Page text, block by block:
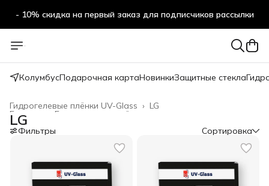
- 10% скидка на первый заказ для подписчиков рассылки
КолумбусПодарочная картаНовинкиЗащитные стекла
LG
Гидрогелевые плёнки UV-Glass ›
Гидрогелевые плёнки
Главная
LG
Фильтры Сортировка